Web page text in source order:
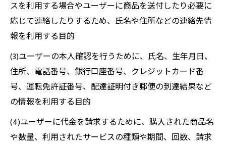
スを利用する場合やユーザーに商品を送付したり必要に
応じて連絡したりするため、氏名や住所などの連絡先情
報を利用する目的
(3)ユーザーの本人確認を行うために、氏名、生年月日、
住所、電話番号、銀行口座番号、クレジットカード番
号、運転免許証番号、配達証明付き郵便の到達結果など
の情報を利用する目的
(4)ユーザーに代金を請求するために、購入された商品名
や数量、利用されたサービスの種類や期間、回数、請求